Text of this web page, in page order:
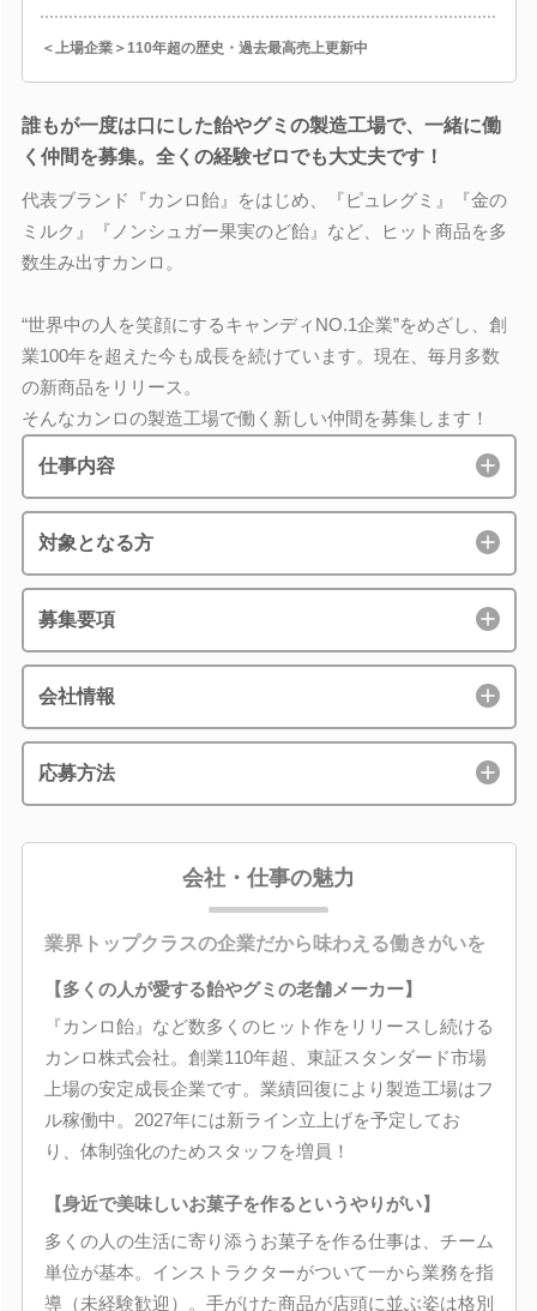
＜上場企業＞110年超の歴史・過去最高売上更新中
誰もが一度は口にした飴やグミの製造工場で、一緒に働
く仲間を募集。全くの経験ゼロでも大丈夫です！
代表ブランド『カンロ飴』をはじめ、『ピュレグミ』『金の
ミルク』『ノンシュガー果実のど飴』など、ヒット商品を多
数生み出すカンロ。
“世界中の人を笑顔にするキャンディNO.1企業”をめざし、創
業100年を超えた今も成長を続けています。現在、毎月多数
の新商品をリリース。
そんなカンロの製造工場で働く新しい仲間を募集します！
仕事内容
対象となる方
募集要項
会社情報
応募方法
会社・仕事の魅力
業界トップクラスの企業だから味わえる働きがいを
【多くの人が愛する飴やグミの老舗メーカー】
『カンロ飴』など数多くのヒット作をリリースし続ける
カンロ株式会社。創業110年超、東証スタンダード市場
上場の安定成長企業です。業績回復により製造工場はフ
ル稼働中。2027年には新ライン立上げを予定してお
り、体制強化のためスタッフを増員！
【身近で美味しいお菓子を作るというやりがい】
多くの人の生活に寄り添うお菓子を作る仕事は、チーム
単位が基本。インストラクターがついて一から業務を指
導（未経験歓迎）。手がけた商品が店頭に並ぶ姿は格別